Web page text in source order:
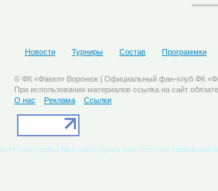
Новости Турниры Состав Программки
© ФК «Факел» Воронеж | Официальный фан-клуб ФК
При использовании материалов ссылка на сайт
О нас
Реклама Ссылки
best rolex replica fake rolex replica watches rolex replica